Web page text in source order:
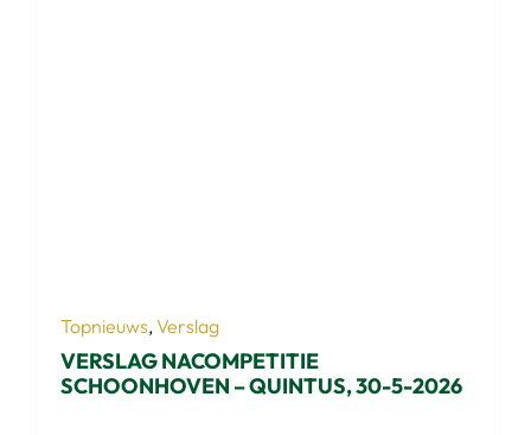
Topnieuws, Verslag
VERSLAG NACOMPETITIE
SCHOONHOVEN – QUINTUS, 30-5-2026